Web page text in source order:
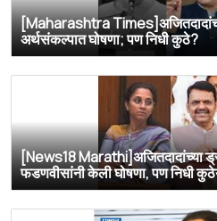
[Maharashtra
अर्थसंकल्पात घोषणा; पण निधी कुठे?
[News18 Marathi]अजितदादांच्या
फडणवीसांनी केली घोषणा, पण निधी